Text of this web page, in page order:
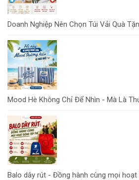
Doanh Nghiệp Nên Chọn Túi Vải Quà
Mood Hè Không Chỉ Để Nhìn - Mà Là
Balo dây rút - Đồng hành cùng mọi hoạt